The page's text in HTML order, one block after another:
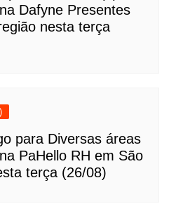
Dafyne Presentes
nesta terça
para Diversas áreas
PaHello RH em São
terça (26/08)